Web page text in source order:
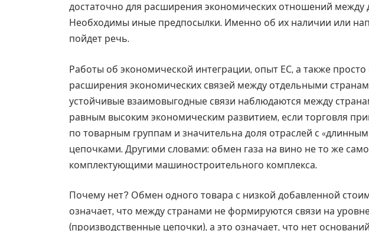
достаточно для расширения экономических отношений между
Необходимы иные предпосылки. Именно об их наличии или
пойдет речь.
Работы об экономической интеграции, опыт ЕС, а также просто
расширения экономических связей между отдельными
устойчивые взаимовыгодные связи наблюдаются между
равным высоким экономическим развитием, если торговля
по товарным группам и значительна доля отраслей с
цепочками. Другими словами: обмен газа на вино не то же
комплектующими машиностроительного комплекса.
Почему нет? Обмен одного товара с низкой добавленной
означает, что между странами не формируются связи на
(производственные цепочки), а это означает, что нет